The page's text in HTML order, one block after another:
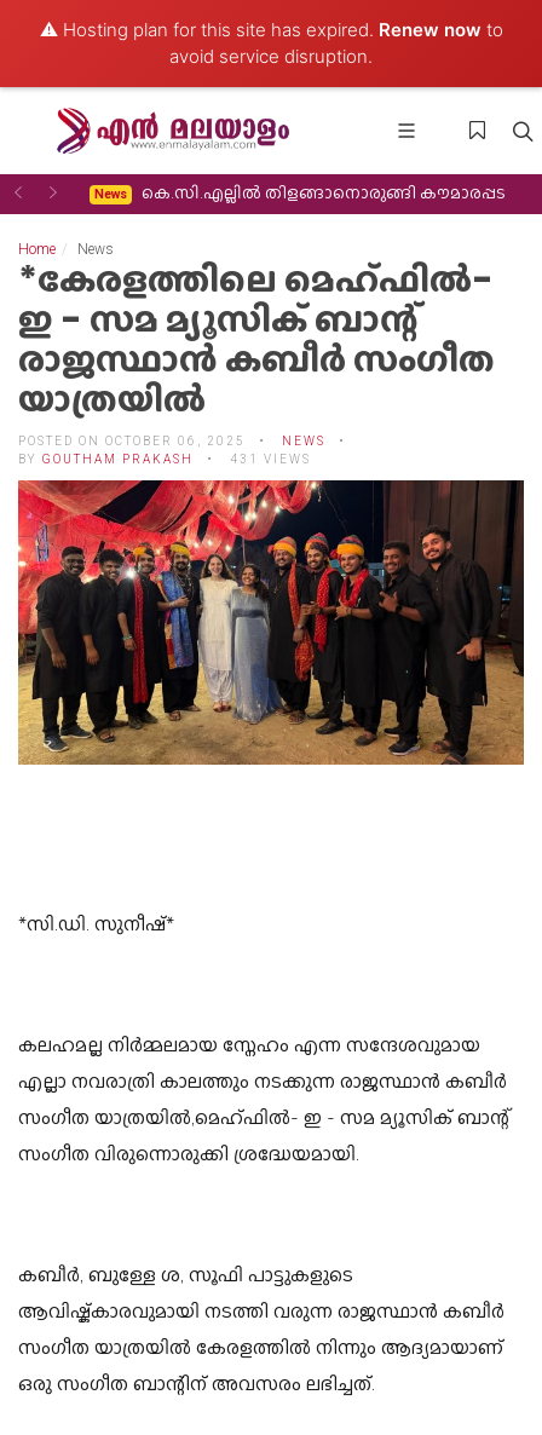
⚠️ Hosting plan for this site has expired. Renew now to
avoid service disruption.
Previous
Next
തിരിച്ചുവരവ് News കെ.സി.എല്ലിൽ തിളങ്ങാനൊരുങ്ങി കൗമാരപ്പട
Home News
*കേരളത്തിലെ മെഹ്ഫിൽ-
ഇ - സമ മ്യൂസിക് ബാന്റ്
രാജസ്ഥാൻ കബീർ സംഗീത
യാത്രയിൽ
POSTED ON OCTOBER 06, 2025
NEWS
BY GOUTHAM PRAKASH 431 VIEWS
*സി.ഡി. സുനീഷ്*
കലഹമല്ല നിർമ്മലമായ സ്നേഹം എന്ന സന്ദേശവുമായ
എല്ലാ നവരാത്രി കാലത്തും നടക്കുന്ന രാജസ്ഥാൻ കബീർ
സംഗീത യാത്രയിൽ,മെഹ്ഫിൽ- ഇ - സമ മ്യൂസിക് ബാന്റ്
സംഗീത വിരുന്നൊരുക്കി ശ്രദ്ധേയമായി.
കബീർ, ബുള്ളേ ശ, സൂഫി പാട്ടുകളുടെ
ആവിഷ്ക്കാരവുമായി നടത്തി വരുന്ന രാജസ്ഥാൻ കബീർ
സംഗീത യാത്രയിൽ കേരളത്തിൽ നിന്നും ആദ്യമായാണ്
ഒരു സംഗീത ബാന്റിന് അവസരം ലഭിച്ചത്.